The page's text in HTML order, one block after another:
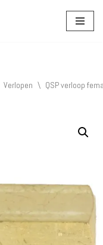
Verlopen \ QSP verloop